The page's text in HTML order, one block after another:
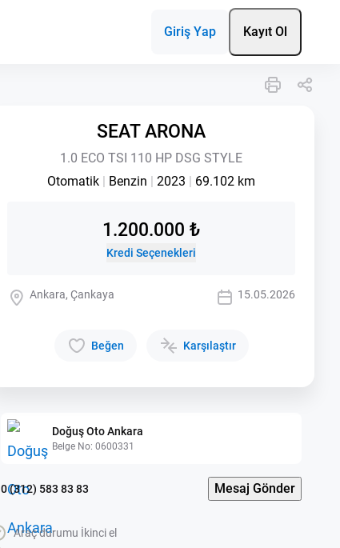
Giriş Yap Kayıt Ol
SEAT ARONA
1.0 ECO TSI 110 HP DSG STYLE
Otomatik | Benzin | 2023 | 69.102 km
1.200.000 ₺
Kredi Seçenekleri
Ankara, Çankaya 15.05.2026
Beğen Karşılaştır
Doğuş Oto Ankara
Belge No: 0600331
0 (312) 583 83 83 Mesaj Gönder
Araç durumu İkinci el